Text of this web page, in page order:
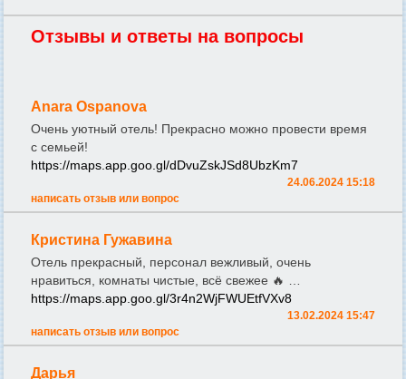
Отзывы и ответы на вопросы
Anara Ospanova
Очень уютный отель! Прекрасно можно провести время
с семьей!
https://maps.app.goo.gl/dDvuZskJSd8UbzKm7
24.06.2024 15:18
написать отзыв или вопрос
Кристина Гужавина
Отель прекрасный, персонал вежливый, очень
нравиться, комнаты чистые, всё свежее 🔥 …
https://maps.app.goo.gl/3r4n2WjFWUEtfVXv8
13.02.2024 15:47
написать отзыв или вопрос
Дарья